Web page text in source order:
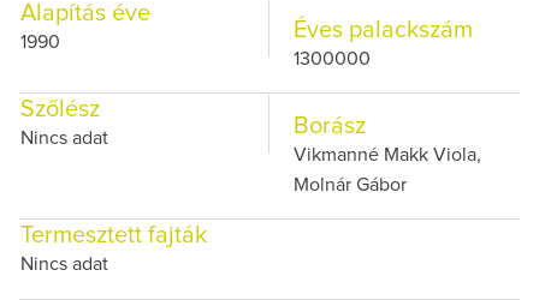
Alapítás éve
1990 Éves palackszám
1300000
Szőlész
Nincs adat Borász
Vikmanné Makk Viola,
Molnár Gábor
Termesztett fajták
Nincs adat